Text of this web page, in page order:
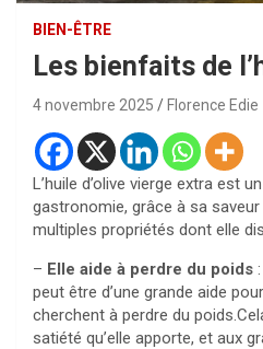
BIEN-ÊTRE
Les bienfaits de
4 novembre 2025 Florence Edie
L’huile d’olive vierge extra est
gastronomie, grâce à sa
multiples propriétés dont elle
– Elle aide à perdre du poids
peut être d’une grande aide
cherchent à perdre du
satiété qu’elle apporte, et aux